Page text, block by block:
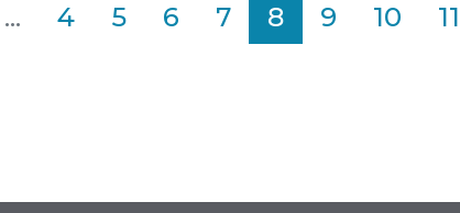
... 4 5 6 7 8 9 10 11